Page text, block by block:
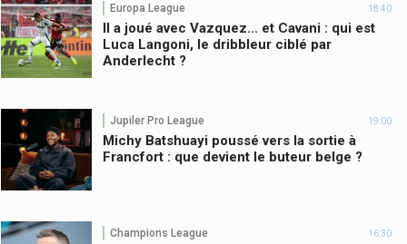
Europa League 18:40
Il a joué avec Vazquez... et Cavani : qui est
Luca Langoni, le dribbleur ciblé par
Anderlecht ?
Jupiler Pro League 19:00
Michy Batshuayi poussé vers la sortie à
Francfort : que devient le buteur belge ?
Champions League 16:30